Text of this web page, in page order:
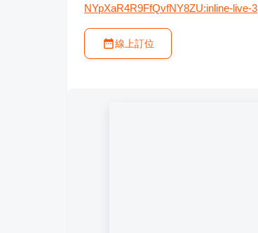
NYpXaR4R9FfQvfNY8ZU:inline-live-3
線上訂位